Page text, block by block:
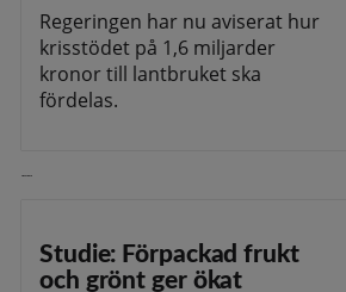
Regeringen har nu aviserat hur
krisstödet på 1,6 miljarder
kronor till lantbruket ska
fördelas.
Studie: Förpackad frukt
och grönt ger ökat